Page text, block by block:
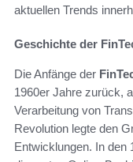
aktuellen Trends
Geschichte der
Die Anfänge der
1960er Jahre zurück,
Verarbeitung von
Revolution legte den
Entwicklungen. In den